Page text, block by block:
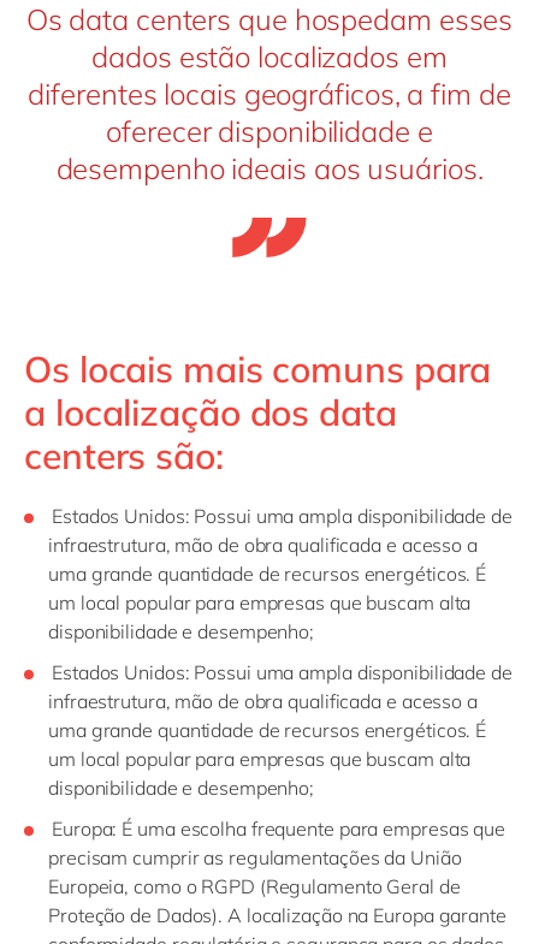
Os data centers que hospedam esses
dados estão localizados em
diferentes locais geográficos, a fim de
oferecer disponibilidade e
desempenho ideais aos usuários.
Os locais mais comuns para
a localização dos data
centers são:
Estados Unidos: Possui uma ampla disponibilidade de
infraestrutura, mão de obra qualificada e acesso a
uma grande quantidade de recursos energéticos. É
um local popular para empresas que buscam alta
disponibilidade e desempenho;
Estados Unidos: Possui uma ampla disponibilidade de
infraestrutura, mão de obra qualificada e acesso a
uma grande quantidade de recursos energéticos. É
um local popular para empresas que buscam alta
disponibilidade e desempenho;
Europa: É uma escolha frequente para empresas que
precisam cumprir as regulamentações da União
Europeia, como o RGPD (Regulamento Geral de
Proteção de Dados). A localização na Europa garante